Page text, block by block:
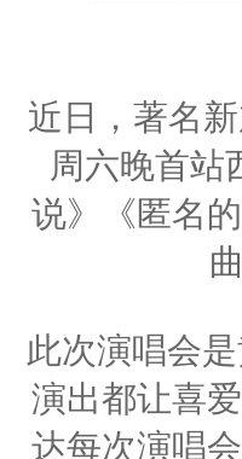
近日，著名
周六晚首站
说》《匿名
此次演唱会
演出都让喜
达每次演唱